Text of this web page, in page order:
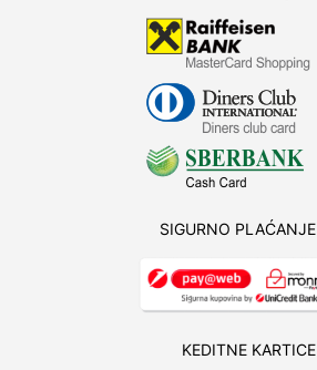
SIGURNO PLAĆANJE
KEDITNE KARTICE